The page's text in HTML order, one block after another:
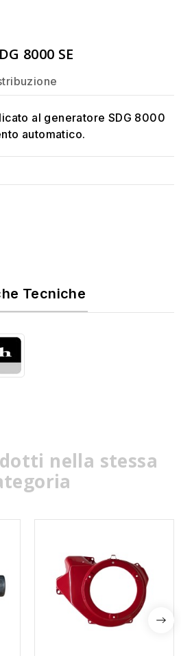
8000 SE
al generatore SDG 8000
automatico.
Tecniche
nella stessa